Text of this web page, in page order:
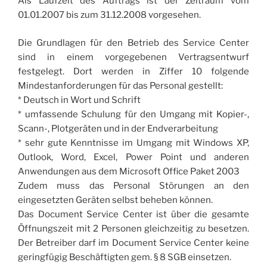
01.01.2007 bis zum 31.12.2008 vorgesehen.
Die Grundlagen für den Betrieb des Service Center
sind in einem vorgegebenen Vertragsentwurf
festgelegt. Dort werden in Ziffer 10 folgende
Mindestanforderungen für das Personal gestellt:
* Deutsch in Wort und Schrift
* umfassende Schulung für den Umgang mit Kopier-,
Scann-, Plotgeräten und in der Endverarbeitung
* sehr gute Kenntnisse im Umgang mit Windows XP,
Outlook, Word, Excel, Power Point und anderen
Anwendungen aus dem Microsoft Office Paket 2003
Zudem muss das Personal Störungen an den
eingesetzten Geräten selbst beheben können.
Das Document Service Center ist über die gesamte
Öffnungszeit mit 2 Personen gleichzeitig zu besetzen.
Der Betreiber darf im Document Service Center keine
geringfügig Beschäftigten gem. § 8 SGB einsetzen.